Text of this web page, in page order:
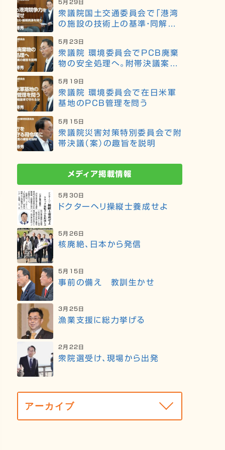
5月29日
衆議院国土交通委員会で「港湾
の施設の技術上の基準・同解説」
5月23日
衆議院 環境委員会でPCB廃棄
物の安全処理へ。附帯決議案の
5月19日
衆議院 環境委員会で在日米軍
基地のPCB管理を問う
5月15日
衆議院災害対策特別委員会で附
帯決議（案）の趣旨を説明
メディア掲載情報
5月30日
ドクターヘリ操縦士養成せよ
5月26日
核廃絶、日本から発信
5月15日
事前の備え 教訓生かせ
3月25日
漁業支援に総力挙げる
2月22日
衆院選受け、現場から出発